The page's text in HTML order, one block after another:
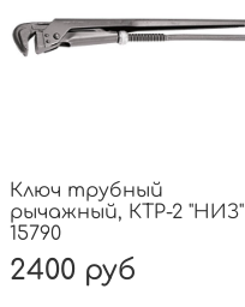
Ключ трубный
рычажный, КТР-2 "НИЗ"
15790
2400 руб